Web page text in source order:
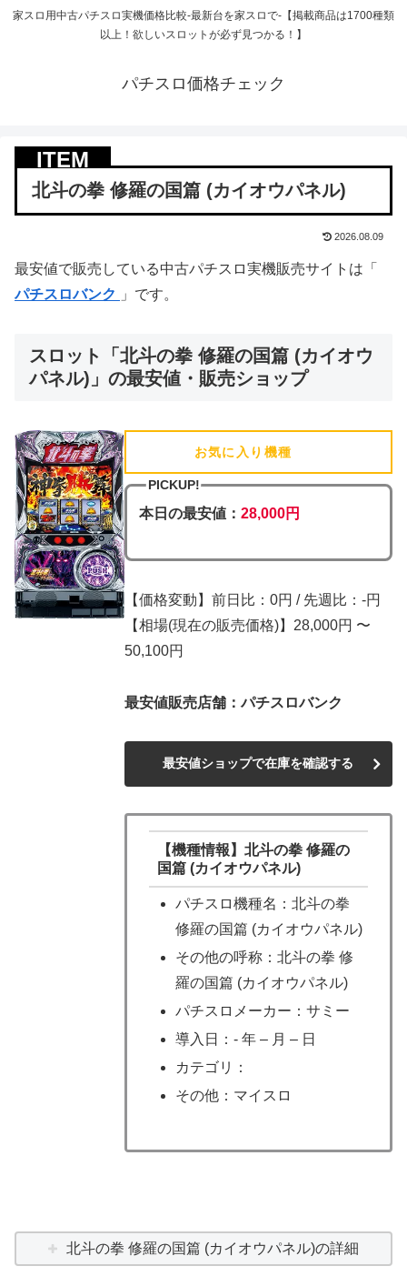
家スロ用中古パチスロ実機価格比較-最新台を家スロで-【掲載商品は1700種類
以上！欲しいスロットが必ず見つかる！】
パチスロ価格チェック
北斗の拳 修羅の国篇 (カイオウパネル)
2026.08.09
最安値で販売している中古パチスロ実機販売サイトは「
パチスロバンク
」です。
スロット「北斗の拳 修羅の国篇 (カイオウ
パネル)」の最安値・販売ショップ
お気に入り機種
PICKUP!
本日の最安値： 28,000円
【価格変動】前日比：0円 / 先週比：-円
【相場(現在の販売価格)】28,000円 〜
50,100円
最安値販売店舗：パチスロバンク
最安値ショップで在庫を確認する
【機種情報】北斗の拳 修羅の
国篇 (カイオウパネル)
パチスロ機種名：北斗の拳
修羅の国篇 (カイオウパネル)
その他の呼称：北斗の拳 修
羅の国篇 (カイオウパネル)
パチスロメーカー：サミー
導入日：- 年 – 月 – 日
カテゴリ：
その他：マイスロ
北斗の拳 修羅の国篇 (カイオウパネル)の詳細